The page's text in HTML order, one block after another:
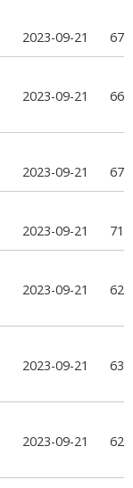
2023-09-21 67
2023-09-21 66
2023-09-21 67
2023-09-21 71
2023-09-21 62
2023-09-21 63
2023-09-21 62